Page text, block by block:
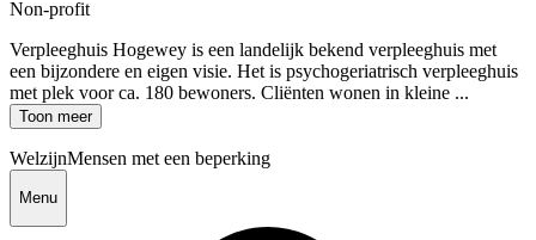
Non-profit
Verpleeghuis Hogewey is een landelijk bekend verpleeghuis met
een bijzondere en eigen visie. Het is psychogeriatrisch verpleeghuis
met plek voor ca. 180 bewoners. Cliënten wonen in kleine ...
Toon meer
WelzijnMensen met een beperking
Menu